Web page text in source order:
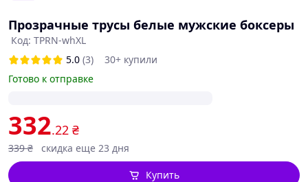
Прозрачные трусы белые мужские боксеры
Код: TPRN-whXL
5.0 (3)
30+ купили
Готово к отправке
332.22 ₴
339 ₴ скидка еще 23 дня
Купить